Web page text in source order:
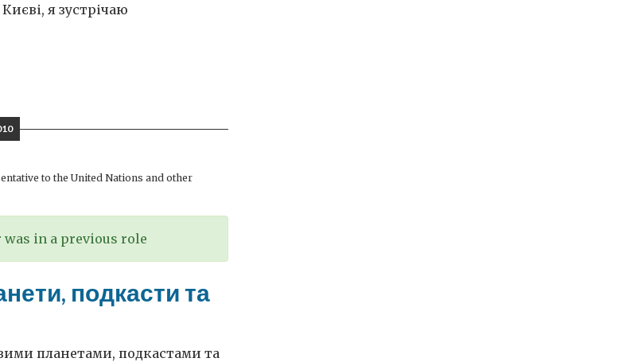
я зустрічаю
to the United Nations and other
in a previous role
подкасти та
планетами, подкастами та